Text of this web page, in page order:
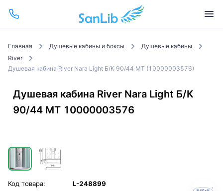
Главная Душевые кабины и боксы
Душевые кабины
River
Душевая кабина River Nara Light Б/К 90/44 МТ (10000003576)
Душевая кабина River Nara Light Б/К
90/44 МТ 10000003576
Код товара:
L-248899